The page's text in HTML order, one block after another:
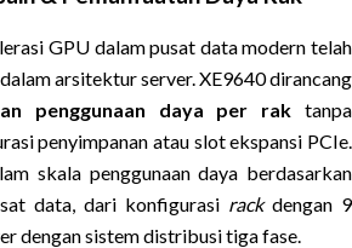
GPU dalam pusat data modern telah
arsitektur server. XE9640 dirancang
penggunaan daya per rak tanpa
penyimpanan atau slot ekspansi PCIe.
skala penggunaan daya berdasarkan
data, dari konfigurasi rackdengan 9
dengan sistem distribusi tiga fase.